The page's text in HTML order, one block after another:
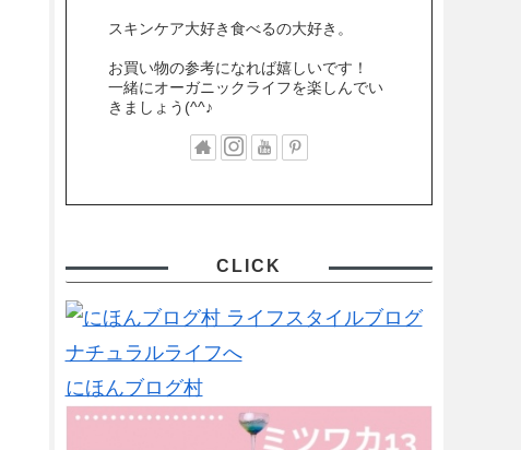
スキンケア大好き食べるの大好き。
お買い物の参考になれば嬉しいです！
一緒にオーガニックライフを楽しんでい
きましょう(^^♪
CLICK
にほんブログ村